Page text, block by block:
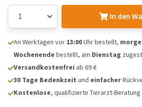
In den
An Werktagen vor 13:00Uhr bestellt,
Wochenende bestellt, am Dienstag
Versandkostenfrei ab 69 €
30 Tage Bedenkzeit und einfacher
Kostenlose, qualifizierte Tierarzt-Beratung